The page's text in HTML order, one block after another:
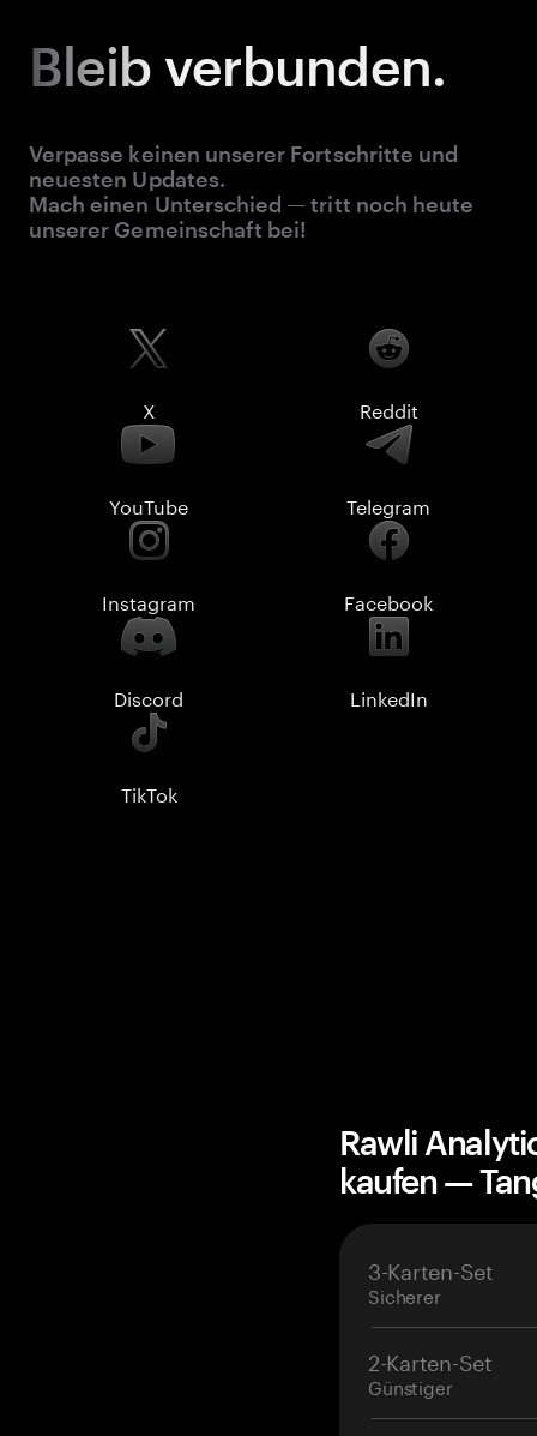
Bleib verbunden.
Verpasse keinen unserer Fortschritte und
neuesten Updates.
Mach einen Unterschied — tritt noch heute
unserer Gemeinschaft bei!
X Reddit
YouTube Telegram
Instagram Facebook
Discord LinkedIn
TikTok
Rawli
kaufen —
3-Karten-Set
Sicherer
2-Karten-Set
Günstiger